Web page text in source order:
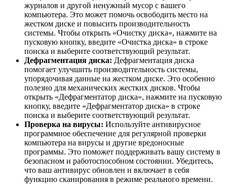
журналов и другой ненужный мусор с вашего
компьютера. Это может помочь освободить место на
жестком диске и повысить производительность
системы. Чтобы открыть «Очистку диска», нажмите на
пусковую кнопку, введите «Очистка диска» в строке
поиска и выберите соответствующий результат.
Дефрагментация диска: Дефрагментация диска
помогает улучшить производительность системы,
упорядочивая данные на жестком диске. Это особенно
полезно для механических жестких дисков. Чтобы
открыть «Дефрагментатор диска», нажмите на пусковую
кнопку, введите «Дефрагментатор диска» в строке
поиска и выберите соответствующий результат.
Проверка на вирусы: Используйте антивирусное
программное обеспечение для регулярной проверки
компьютера на вирусы и другие вредоносные
программы. Это поможет поддерживать вашу систему в
безопасном и работоспособном состоянии. Убедитесь,
что ваш антивирус обновлен и включает в себя
функцию сканирования в режиме реального времени.